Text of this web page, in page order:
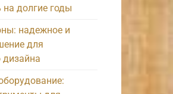
на долгие годы
надежное и
для